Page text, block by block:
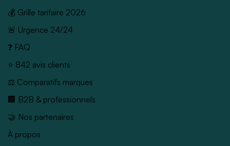
💰 Grille tarifaire 2026
🚨 Urgence 24/24
❓ FAQ
⭐ 842 avis clients
⚖️ Comparatifs marques
🏢 B2B & professionnels
🤝 Nos partenaires
À propos